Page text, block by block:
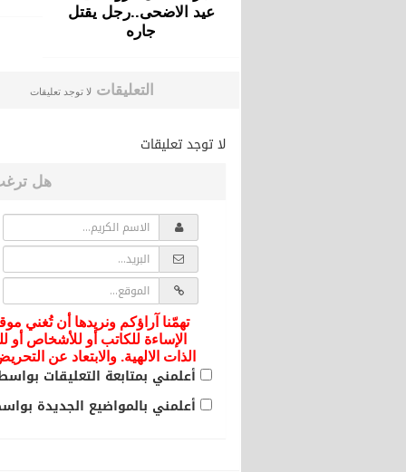
عيد الاضحى..رجل يقتل
جاره
التعليقات لا توجد تعليقات
لا توجد تعليقات
هل
تهمّنا آراؤكم ونريدها أن تُغني
الإساءة للكاتب أو للأشخاص أو
الذات الالهية. والابتعاد عن
أعلمني بمتابعة التعليقات
أعلمني بالمواضيع الجديدة